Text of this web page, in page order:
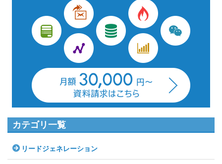
カテゴリ一覧
リードジェネレーション